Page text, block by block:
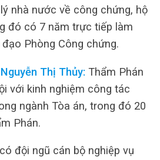
nhà nước về công chứng, hộ
đó có 7 năm trực tiếp làm
Phòng Công chứng.
Thị Thủy: Thẩm Phán
với kinh nghiệm công tác
ngành Tòa án, trong đó 20
Phán.
đội ngũ cán bộ nghiệp vụ